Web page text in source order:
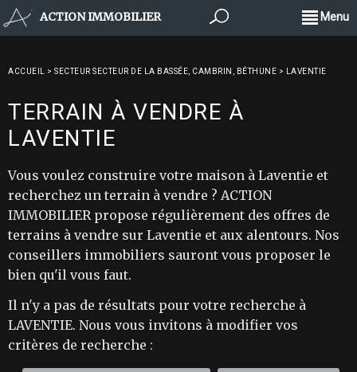
ACTION IMMOBILIER Menu
ACCUEIL > SECTEUR SECTEUR DE LA BASSÉE, CAMBRIN, BÉTHUNE > LAVENTIE
TERRAIN À VENDRE À
LAVENTIE
Vous voulez construire votre maison à Laventie et
recherchez un terrain à vendre ? ACTION
IMMOBILIER propose régulièrement des offres de
terrains à vendre sur Laventie et aux alentours. Nos
conseillers immobiliers sauront vous proposer le
bien qu'il vous faut.
Il n'y a pas de résultats pour votre recherche à
LAVENTIE. Nous vous invitons à modifier vos
critères de recherche :